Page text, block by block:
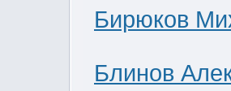
Бирюков
Блинов